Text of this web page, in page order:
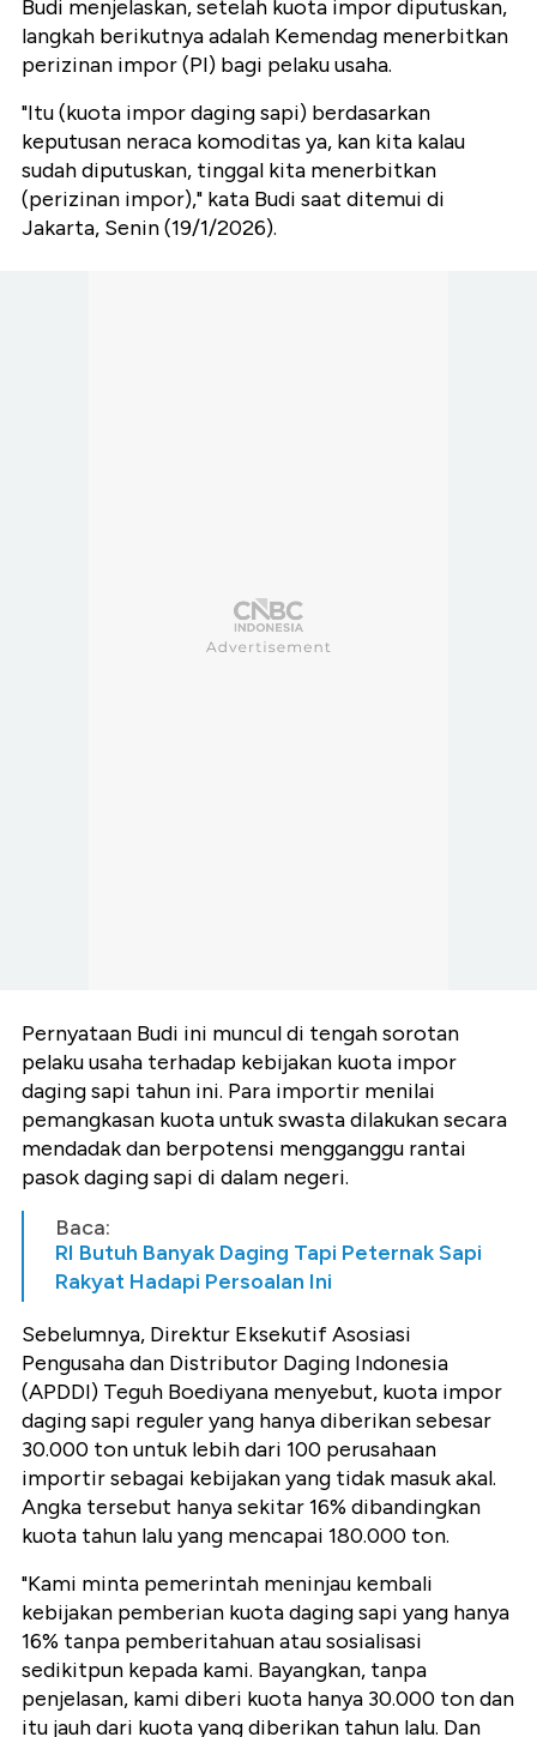
Budi menjelaskan, setelah kuota impor diputuskan,
langkah berikutnya adalah Kemendag menerbitkan
perizinan impor (PI) bagi pelaku usaha.
"Itu (kuota impor daging sapi) berdasarkan
keputusan neraca komoditas ya, kan kita kalau
sudah diputuskan, tinggal kita menerbitkan
(perizinan impor)," kata Budi saat ditemui di
Jakarta, Senin (19/1/2026).
Pernyataan Budi ini muncul di tengah sorotan
pelaku usaha terhadap kebijakan kuota impor
daging sapi tahun ini. Para importir menilai
pemangkasan kuota untuk swasta dilakukan secara
mendadak dan berpotensi mengganggu rantai
pasok daging sapi di dalam negeri.
Baca:
RI Butuh Banyak Daging Tapi Peternak Sapi
Rakyat Hadapi Persoalan Ini
Sebelumnya, Direktur Eksekutif Asosiasi
Pengusaha dan Distributor Daging Indonesia
(APDDI) Teguh Boediyana menyebut, kuota impor
daging sapi reguler yang hanya diberikan sebesar
30.000 ton untuk lebih dari 100 perusahaan
importir sebagai kebijakan yang tidak masuk akal.
Angka tersebut hanya sekitar 16% dibandingkan
kuota tahun lalu yang mencapai 180.000 ton.
"Kami minta pemerintah meninjau kembali
kebijakan pemberian kuota daging sapi yang hanya
16% tanpa pemberitahuan atau sosialisasi
sedikitpun kepada kami. Bayangkan, tanpa
penjelasan, kami diberi kuota hanya 30.000 ton dan
itu jauh dari kuota yang diberikan tahun lalu. Dan